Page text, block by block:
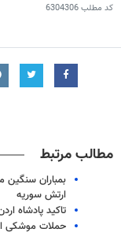
کد مطلب6304306
مطالب مرتبط
بمباران سنگین
ارتش سوریه
تاکید پادشاه
حملات موشکی